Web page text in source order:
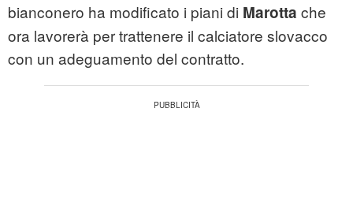
bianconero ha modificato i piani di Marotta che
ora lavorerà per trattenere il calciatore slovacco
con un adeguamento del contratto.